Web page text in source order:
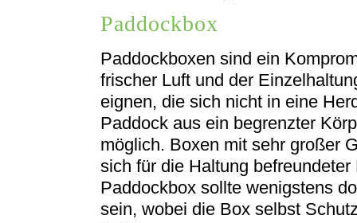
Paddockbox
Paddockboxen sind ein
frischer Luft und der
eignen, die sich nicht in eine
Paddock aus ein begrenzter
möglich. Boxen mit sehr großer
sich für die Haltung
Paddockbox sollte wenigstens
sein, wobei die Box selbst